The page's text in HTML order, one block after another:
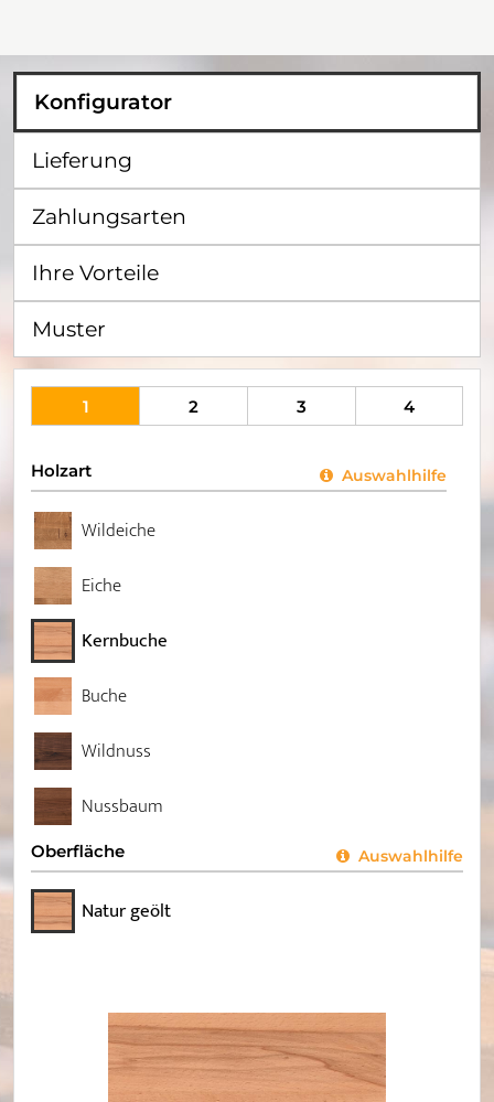
Konfigurator
Lieferung
Zahlungsarten
Ihre Vorteile
Muster
1 2 3 4
Holzart Auswahlhilfe
Wildeiche
Eiche
Kernbuche
Buche
Wildnuss
Nussbaum
Oberfläche Auswahlhilfe
Natur geölt